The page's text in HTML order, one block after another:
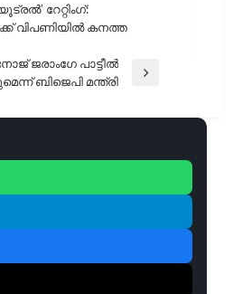
റേറ്റിംഗ്:
വിപണിയിൽ കനത്ത
ജരാംഗേ പാട്ടീൽ
ബിജെപി മന്ത്രി